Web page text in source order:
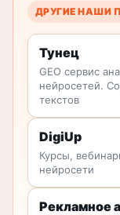
ДРУГИЕ НАШИ
Тунец
GEO сервис
нейросетей.
текстов
DigiUp
Курсы,
нейросети
Рекламное